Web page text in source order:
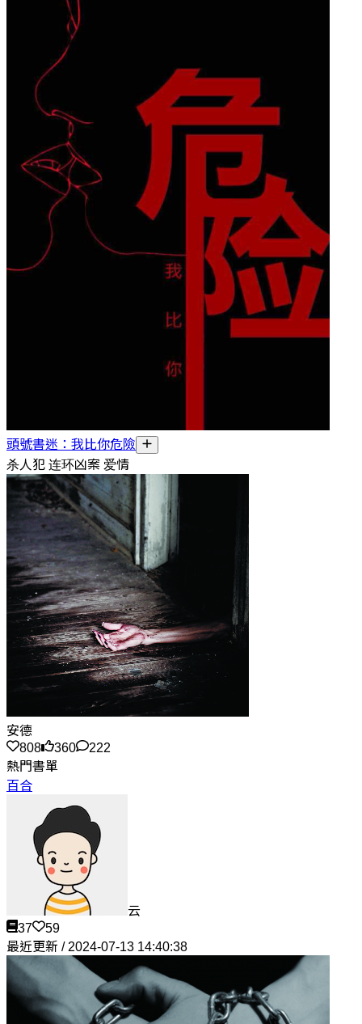
頭號書迷：我比你危險
杀人犯 连环凶案 爱情
安德
808
360
222
熱門書單
百合
云
37
59
最近更新 / 2024-07-13 14:40:38